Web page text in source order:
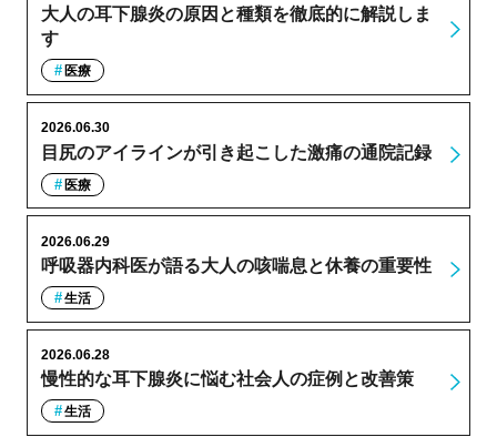
大人の耳下腺炎の原因と種類を徹底的に解説しま
す
医療
目尻のアイラインが引き起こした激痛の通院記録
2026.06.30
医療
呼吸器内科医が語る大人の咳喘息と休養の重要性
2026.06.29
生活
慢性的な耳下腺炎に悩む社会人の症例と改善策
2026.06.28
生活